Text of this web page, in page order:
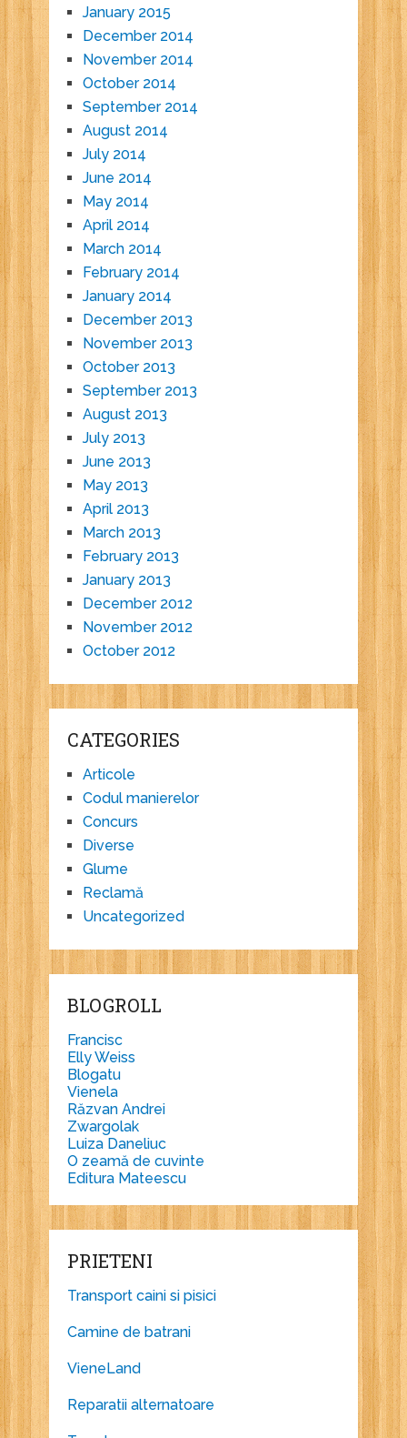
January 2015
December 2014
November 2014
October 2014
September 2014
August 2014
July 2014
June 2014
May 2014
April 2014
March 2014
February 2014
January 2014
December 2013
November 2013
October 2013
September 2013
August 2013
July 2013
June 2013
May 2013
April 2013
March 2013
February 2013
January 2013
December 2012
November 2012
October 2012
CATEGORIES
Articole
Codul manierelor
Concurs
Diverse
Glume
Reclamă
Uncategorized
BLOGROLL
Francisc
Elly Weiss
Blogatu
Vienela
Răzvan Andrei
Zwargolak
Luiza Daneliuc
O zeamă de cuvinte
Editura Mateescu
PRIETENI
Transport caini si pisici
Camine de batrani
VieneLand
Reparatii alternatoare